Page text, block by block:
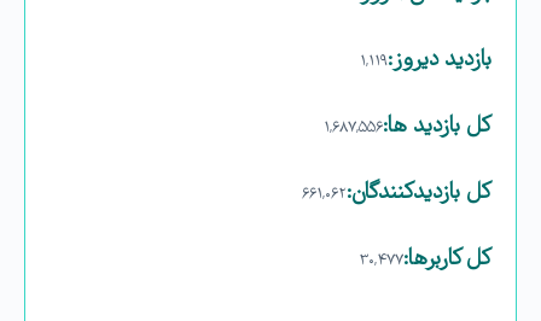
بازدید دیروز:۱,۱۱۹
کل بازدید ها:۱,۶۸۷,۵۵۶
کل بازدیدکنند‌گان:۶۶۱,۰۶۲
کل کاربرها:۳۰,۴۷۷